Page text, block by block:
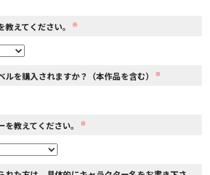
えてください。 ※
を購入されますか？（本作品を含む） ※
教えてください。 ※